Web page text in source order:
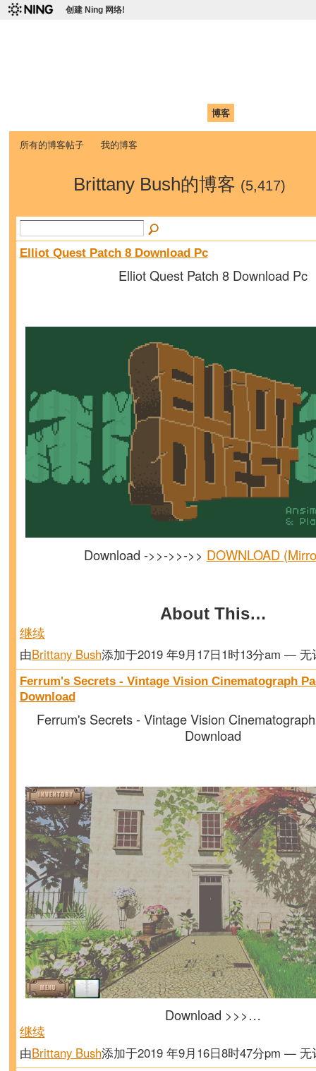
创建 Ning 网络!
博客
所有的博客帖子 我的博客
Brittany Bush的博客 (5,417)
Elliot Quest Patch 8 Download Pc
Elliot Quest Patch 8 Download Pc
Download ->>->>->> DOWNLOAD
About This…
继续
由Brittany Bush添加于2019 年9月17日1时13分am — 无
Ferrum's Secrets - Vintage Vision Cinematograph
Download
Ferrum's Secrets - Vintage Vision
Download
Download >>>…
继续
由Brittany Bush添加于2019 年9月16日8时47分pm — 无